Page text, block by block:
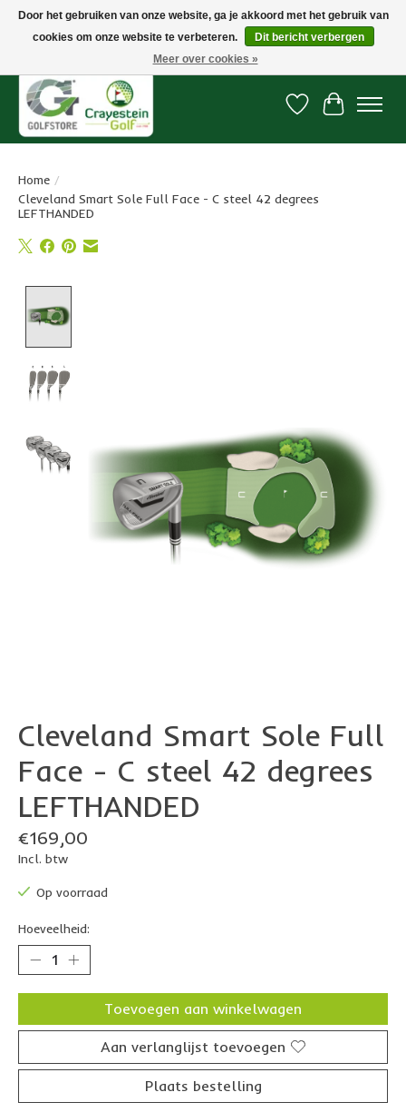
Snelle levering, gratis vanaf € 100. Onze oncourse Golfshop in Dordrecht is
Verlanglijst
Home /
Cleveland Smart Sole Full Face - C steel 42 degrees
LEFTHANDED
Cleveland Smart Sole Full
Face - C steel 42 degrees
LEFTHANDED
€169,00
Incl. btw
Op voorraad
Hoeveelheid:
Toevoegen aan winkelwagen
Aan verlanglijst toevoegen
Plaats bestelling
Door het gebruiken van onze website, ga je akkoord met het gebruik van
cookies om onze website te verbeteren.
Dit bericht verbergen
Meer over cookies »